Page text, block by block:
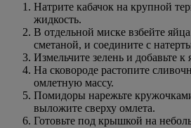
Натрите кабачок на крупной
жидкость.
В отдельной миске взбейте
сметаной, и соедините с
Измельчите зелень и добавьте к
На сковороде растопите
омлетную массу.
Помидоры нарежьте
выложите сверху омлета.
Готовьте под крышкой на